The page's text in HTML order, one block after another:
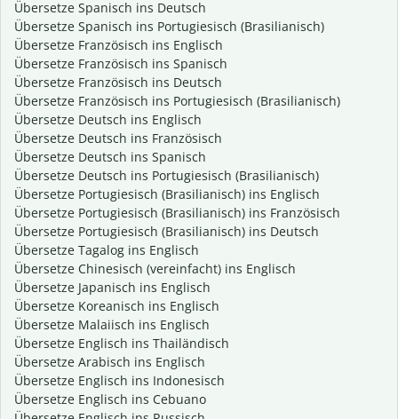
Übersetze Spanisch ins Deutsch
Übersetze Spanisch ins Portugiesisch (Brasilianisch)
Übersetze Französisch ins Englisch
Übersetze Französisch ins Spanisch
Übersetze Französisch ins Deutsch
Übersetze Französisch ins Portugiesisch (Brasilianisch)
Übersetze Deutsch ins Englisch
Übersetze Deutsch ins Französisch
Übersetze Deutsch ins Spanisch
Übersetze Deutsch ins Portugiesisch (Brasilianisch)
Übersetze Portugiesisch (Brasilianisch) ins Englisch
Übersetze Portugiesisch (Brasilianisch) ins Französisch
Übersetze Portugiesisch (Brasilianisch) ins Deutsch
Übersetze Tagalog ins Englisch
Übersetze Chinesisch (vereinfacht) ins Englisch
Übersetze Japanisch ins Englisch
Übersetze Koreanisch ins Englisch
Übersetze Malaiisch ins Englisch
Übersetze Englisch ins Thailändisch
Übersetze Arabisch ins Englisch
Übersetze Englisch ins Indonesisch
Übersetze Englisch ins Cebuano